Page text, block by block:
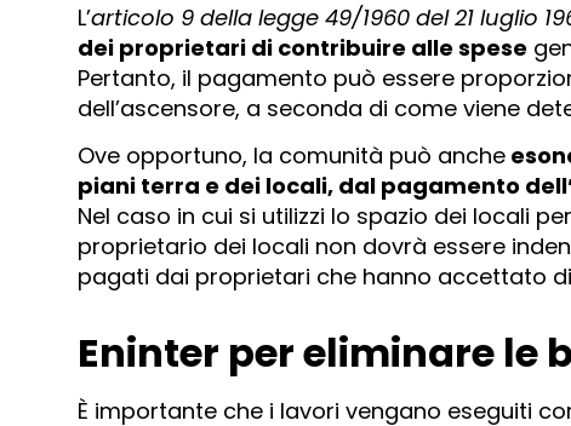
L’articolo 9 della legge 49/1960 del 21 luglio
dei proprietari di contribuire alle spese
Pertanto, il pagamento può essere
dell’ascensore, a seconda di come viene
Ove opportuno, la comunità può anche
piani terra e dei locali, dal pagamento
Nel caso in cui si utilizzi lo spazio dei locali
proprietario dei locali non dovrà essere
pagati dai proprietari che hanno accettato
Eninter per eliminare le
È importante che i lavori vengano eseguiti